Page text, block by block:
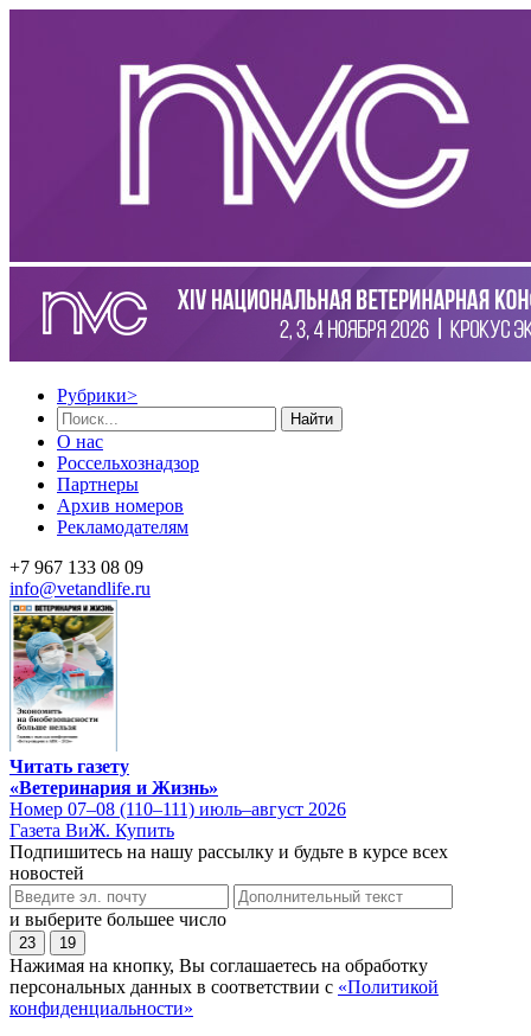
Рубрики>
Найти
О нас
Россельхознадзор
Партнеры
Архив номеров
Рекламодателям
+7 967 133 08 09
info@vetandlife.ru
Читать газету
«Ветеринария и Жизнь»
Номер 07–08 (110–111) июль–август 2026
Газета ВиЖ. Купить
Подпишитесь на нашу рассылку и будьте в курсе всех
новостей
и выберите большее число
23 19
Нажимая на кнопку, Вы соглашаетесь на обработку
персональных данных в соответствии с «Политикой
конфиденциальности»